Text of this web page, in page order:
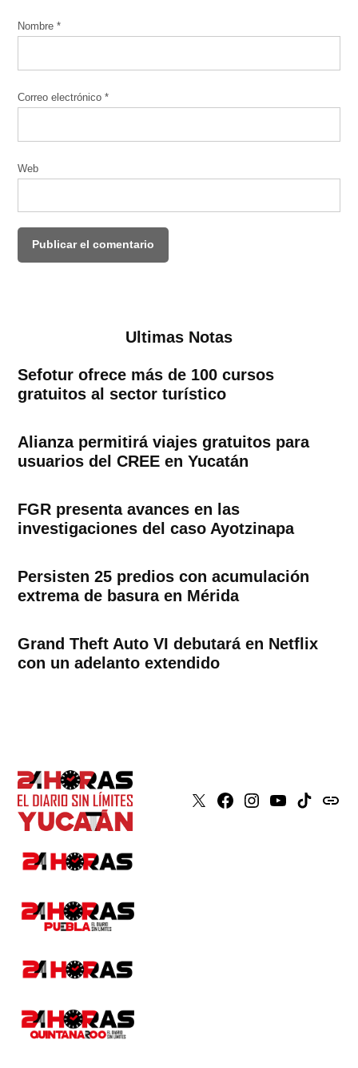
Nombre*
Correo electrónico*
Web
Ultimas Notas
Sefotur ofrece más de 100 cursos
gratuitos al sector turístico
Alianza permitirá viajes gratuitos para
usuarios del CREE en Yucatán
FGR presenta avances en las
investigaciones del caso Ayotzinapa
Persisten 25 predios con acumulación
extrema de basura en Mérida
Grand Theft Auto VI debutará en Netflix
con un adelanto extendido
X Faceboook
Instagram
YoutubeTiktokissuu